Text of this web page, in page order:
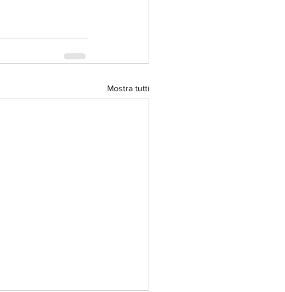
Mostra tutti